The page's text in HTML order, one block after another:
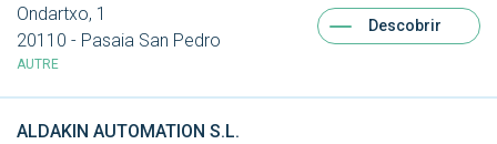
Ondartxo, 1
20110 - Pasaia San Pedro
AUTRE
Descobrir
ALDAKIN AUTOMATION S.L.